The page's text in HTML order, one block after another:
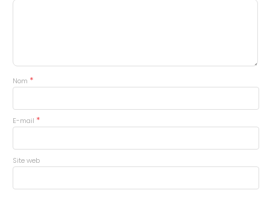
Nom *
E-mail *
Site web